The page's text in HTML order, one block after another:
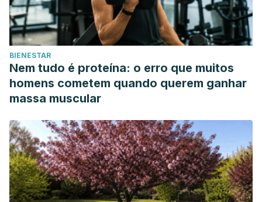
route/proper-use/drg-20065950
Mathews, H. M. L., & Moore, J. (1989). Sodium bicarbonate
as a single dose antacid in obstetric anaesthesia.
Anaesthesia, 44
https://associationofanaesthetists-
publications.onlinelibrary.wiley.com/doi/10.1111/j.1365-
MedlinePlus. (15 de abril de 2017).Bicarbonato de sodio
https://medlineplus.gov/spanish/druginfo/meds/a682001-
es.html
Ness-Jensen, E., Hveem, K., El-Serag, H., & Lagergren, J.
(2016). Lifestyle Intervention in Gastroesophageal Reflux
BIENESTAR
Nem tudo é proteína: o erro que muitos
homens cometem quando querem ganhar
massa muscular